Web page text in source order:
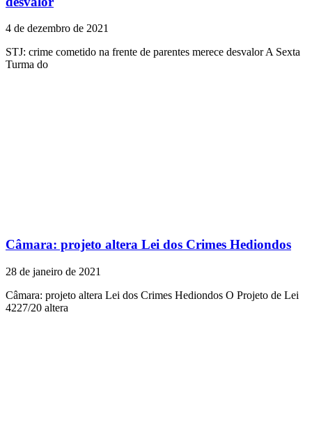
4 de dezembro de 2021
STJ: crime cometido na frente de parentes merece desvalor A Sexta
Turma do
Câmara: projeto altera Lei dos Crimes Hediondos
28 de janeiro de 2021
Câmara: projeto altera Lei dos Crimes Hediondos O Projeto de Lei
4227/20 altera